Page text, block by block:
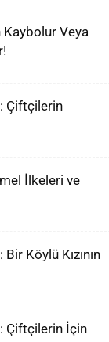
Kaybolur Veya
Çiftçilerin
İlkeleri ve
Köylü Kızının
Çiftçilerin İçin